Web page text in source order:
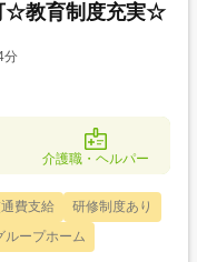
☆教育制度充実☆
分
介護職・ヘルパー
費支給
研修制度あり
ループホーム